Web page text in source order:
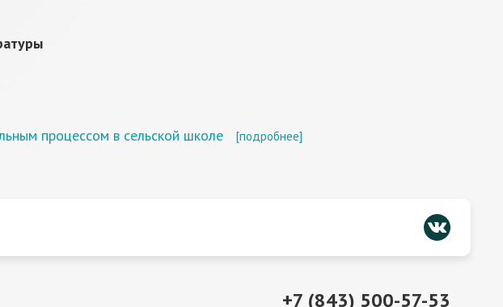
процессом в сельской школе [подробнее]
+7 (843) 500-57-53